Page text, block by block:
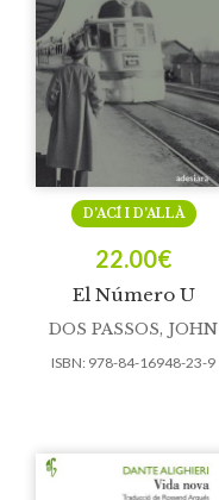
El Número U
D’ACÍ I D’ALLÀ
22.00€
DOS PASSOS, JOHN
ISBN: 978-84-16948-23-9